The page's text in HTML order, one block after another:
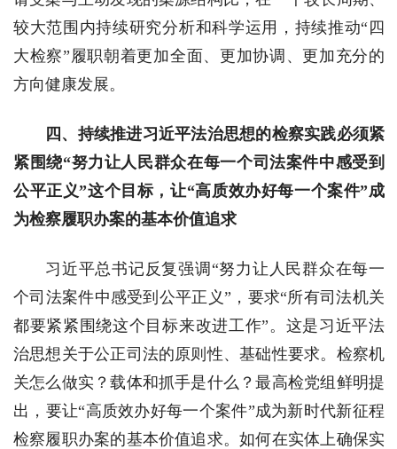
较大范围内持续研究分析和科学运用，持续推动“四
大检察”履职朝着更加全面、更加协调、更加充分的
方向健康发展。
四、持续推进习近平法治思想的检察实践必须紧
紧围绕“努力让人民群众在每一个司法案件中感受到
公平正义”这个目标，让“高质效办好每一个案件”成
为检察履职办案的基本价值追求
习近平总书记反复强调“努力让人民群众在每一
个司法案件中感受到公平正义”，要求“所有司法机关
都要紧紧围绕这个目标来改进工作”。这是习近平法
治思想关于公正司法的原则性、基础性要求。检察机
关怎么做实？载体和抓手是什么？最高检党组鲜明提
出，要让“高质效办好每一个案件”成为新时代新征程
检察履职办案的基本价值追求。如何在实体上确保实